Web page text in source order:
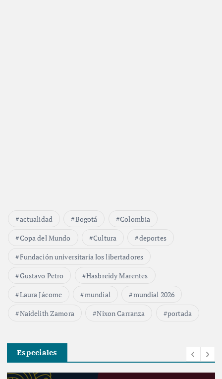
actualidad Bogotá
Colombia
Copa del Mundo
Cultura
deportes
Fundación universitaria los libertadores
Gustavo Petro
Hasbreidy Marentes
Laura Jácome
mundial
mundial 2026
Naidelith Zamora
Nixon Carranza portada
Especiales